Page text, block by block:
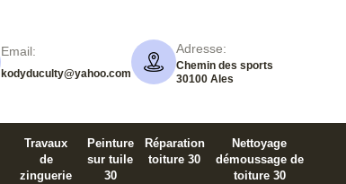
Email:
kodyduculty@yahoo.com
Adresse:
Chemin des sports
30100 Ales
Travaux
de
zinguerie
Peinture
sur tuile
30
Réparation
toiture 30
Nettoyage
démoussage de
toiture 30